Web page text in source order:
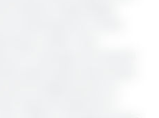
e Paesi Bassi
macellazione molto
è stato reso
(il 2° gruppo di macelli
gran parte dei propri
stabilimenti: la
macelli tedeschi è